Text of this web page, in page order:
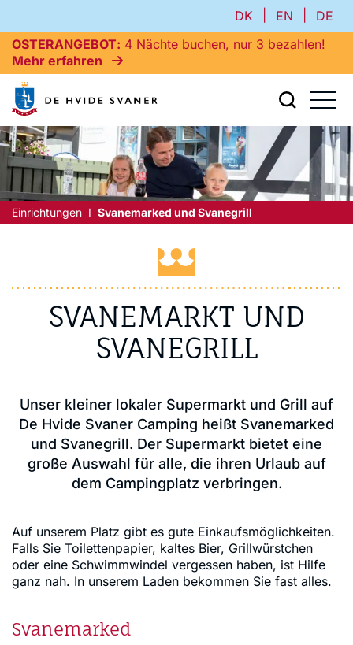
DK EN
DE
OSTERANGEBOT 4 Nächte buchen, nur 3 bezahlen!
Mehr erfahren
Einrichtungen Svanemarked und Svanegrill
SVANEMARKT UND
SVANEGRILL
Unser kleiner lokaler Supermarkt und Grill auf
De Hvide Svaner Camping heißt Svanemarked
und Svanegrill. Der Supermarkt bietet eine
große Auswahl für alle, die ihren Urlaub auf
dem Campingplatz verbringen.
Auf unserem Platz gibt es gute Einkaufsmöglichkeiten.
Falls Sie Toilettenpapier, kaltes Bier, Grillwürstchen
oder eine Schwimmwindel vergessen haben, ist Hilfe
ganz nah. In unserem Laden bekommen Sie fast alles.
Svanemarked